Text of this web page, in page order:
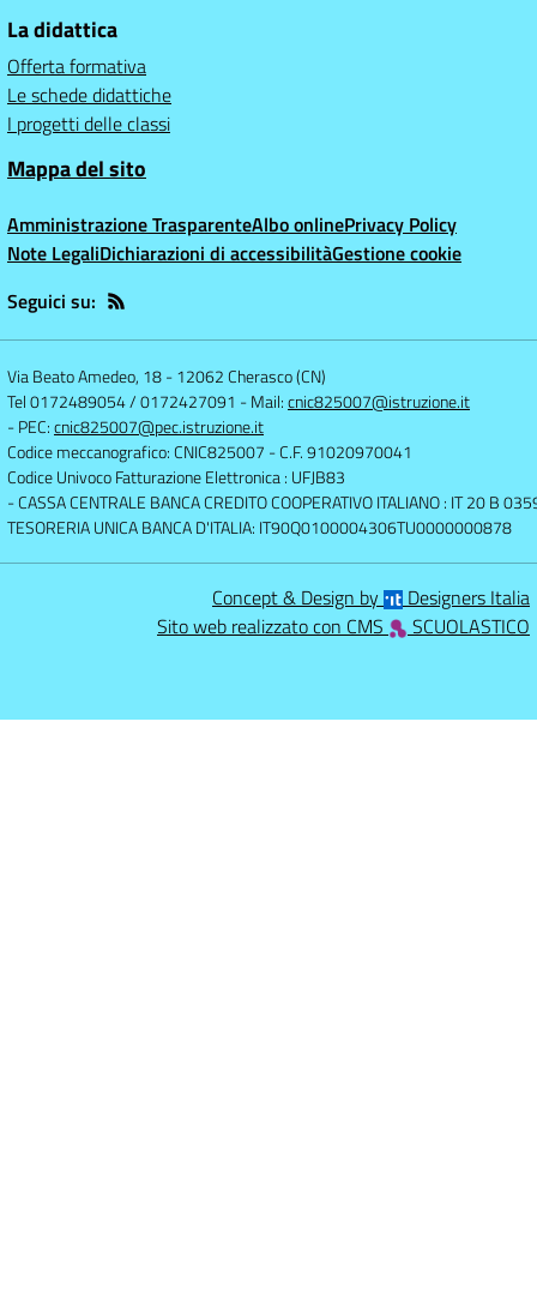
La didattica
Offerta formativa
Le schede didattiche
I progetti delle classi
Mappa del sito
Amministrazione TrasparenteAlbo onlinePrivacy Policy
Note LegaliDichiarazioni di accessibilitàGestione cookie
Seguici su:
Via Beato Amedeo, 18-12062 Cherasco (CN)
Tel 0172489054 / 0172427091 - Mail:cnic825007@istruzione.it
- PEC:cnic825007@pec.istruzione.it
Codice meccanografico: CNIC825007 - C.F. 91020970041
Codice Univoco Fatturazione Elettronica : UFJB83
- CASSA CENTRALE BANCA CREDITO COOPERATIVO ITALIANO : IT 20 B
TESORERIA UNICA BANCA D'ITALIA: IT90Q0100004306TU0000000878
Concept & Design by
Designers Italia
Sito web realizzato con CMS
SCUOLASTICO